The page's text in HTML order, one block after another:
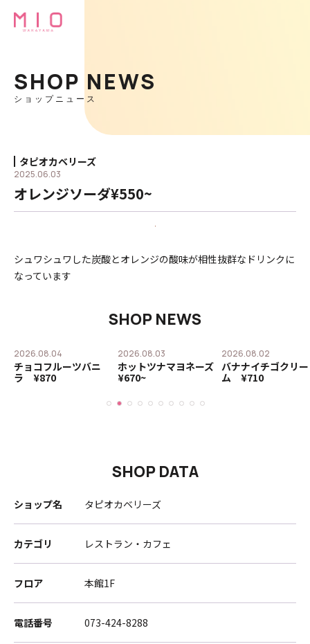
SHOP NEWS
ショップニュース
タピオカベリーズ
2025.06.03
オレンジソーダ¥550~
シュワシュワした炭酸とオレンジの酸味が相性抜群なドリンクに
なっています
SHOP NEWS
2026.08.04
チョコフルーツバニ
ラ ¥870
2026.08.03
ホットツナマヨネーズ
¥670~
2026.08.02
バナナイチゴクリー
ム ¥710
SHOP DATA
ショップ名 タピオカベリーズ
カテゴリ レストラン・カフェ
フロア 本館1F
電話番号 073-424-8288